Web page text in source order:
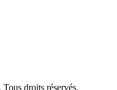
Tous droits réservés.